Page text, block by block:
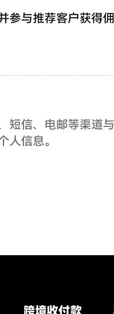
参与推荐客户获得
短信、电邮等渠道
人信息。
跨境收付款